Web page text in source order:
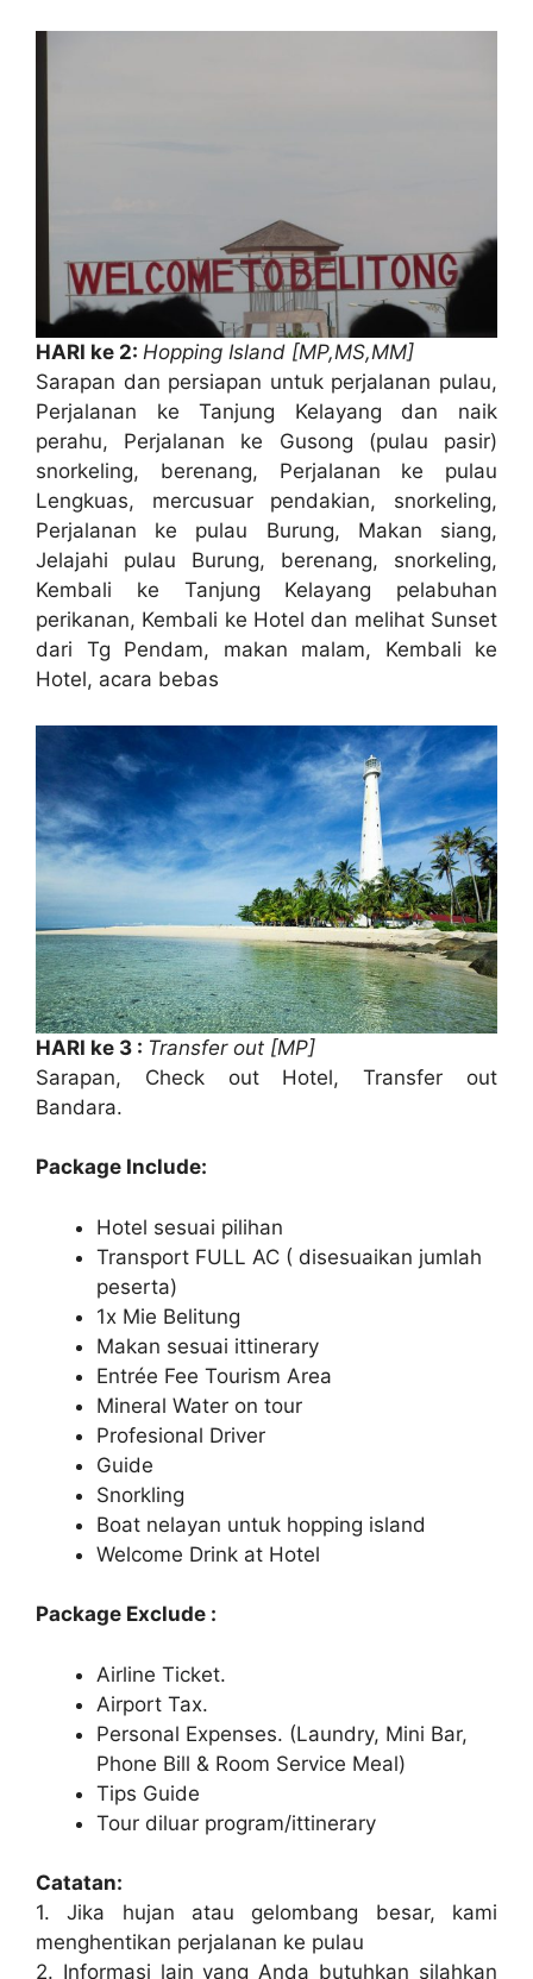
HARI ke 2: Hopping Island [MP,MS,MM]
Sarapan dan persiapan untuk perjalanan pulau,
Perjalanan ke Tanjung Kelayang dan naik
perahu, Perjalanan ke Gusong (pulau pasir)
snorkeling, berenang, Perjalanan ke pulau
Lengkuas, mercusuar pendakian, snorkeling,
Perjalanan ke pulau Burung, Makan siang,
Jelajahi pulau Burung, berenang, snorkeling,
Kembali ke Tanjung Kelayang pelabuhan
perikanan, Kembali ke Hotel dan melihat Sunset
dari Tg Pendam, makan malam, Kembali ke
Hotel, acara bebas
HARI ke 3 : Transfer out [MP]
Sarapan, Check out Hotel, Transfer out
Bandara.
Package Include:
Hotel sesuai pilihan
Transport FULL AC ( disesuaikan jumlah
peserta)
1x Mie Belitung
Makan sesuai ittinerary
Entrée Fee Tourism Area
Mineral Water on tour
Profesional Driver
Guide
Snorkling
Boat nelayan untuk hopping island
Welcome Drink at Hotel
Package Exclude :
Airline Ticket.
Airport Tax.
Personal Expenses. (Laundry, Mini Bar,
Phone Bill & Room Service Meal)
Tips Guide
Tour diluar program/ittinerary
Catatan:
1. Jika hujan atau gelombang besar, kami
menghentikan perjalanan ke pulau
2. Informasi lain yang Anda butuhkan silahkan